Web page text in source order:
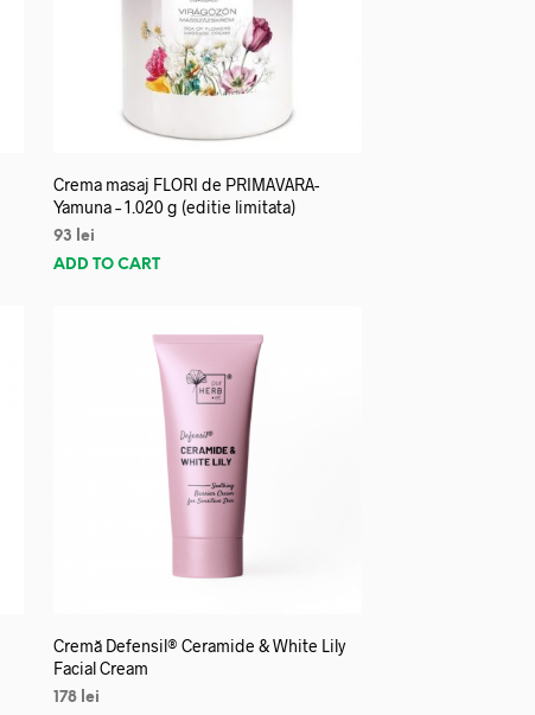
Crema masaj FLORI de PRIMAVARA-
Yamuna – 1.020 g (editie limitata)
93
lei
ADD TO CART
Cremă Defensil® Ceramide & White Lily
Facial Cream
178 lei